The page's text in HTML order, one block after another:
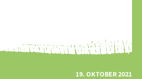
19. OKTOBER 2021